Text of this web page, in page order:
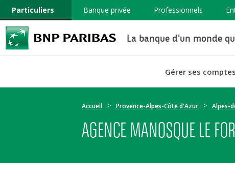
Particuliers Banque privée Professionnels
La banque d'un monde
Gérer ses comptes
Accueil Provence-Alpes-Côte d'Azur Alpes-
AGENCE MANOSQUE LE